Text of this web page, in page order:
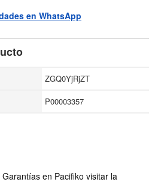
en WhatsApp
ZGQ0YjRjZT
P00003357
en Pacifiko visitar la